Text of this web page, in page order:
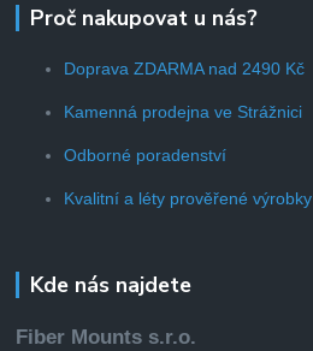
Proč nakupovat u nás?
Doprava ZDARMA nad 2490 Kč
Kamenná prodejna ve Strážnici
Odborné poradenství
Kvalitní a léty prověřené výrobky
Kde nás najdete
Fiber Mounts s.r.o.